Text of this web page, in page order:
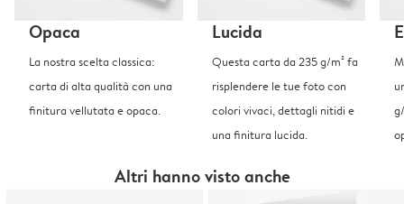
Opaca
La nostra scelta classica:
carta di alta qualità con una
finitura vellutata e opaca.
Lucida
Questa carta da 235 g/m² fa
risplendere le tue foto con
colori vivaci, dettagli nitidi e
una finitura lucida.
Altri hanno visto anche